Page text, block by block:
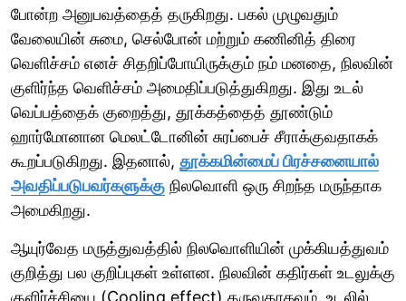
போன்ற அனுபவத்தைத் தருகிறது. பகல் முழுவதும்
வேலையின் சுமை, செல்போன் மற்றும் கணினித் திரை
வெளிச்சம் எனச் சிதறிப்போயிருக்கும் நம் மனதை, நிலவின்
குளிர்ந்த வெளிச்சம் அமைதிப்படுத்துகிறது. இது உடல்
வெப்பத்தைக் குறைத்து, தூக்கத்தைத் தூண்டும்
ஹார்மோனான மெலட்டோனின் சுரப்பைச் சீராக்குவதாகக்
கூறப்படுகிறது. இதனால், தூக்கமின்மைப் பிரச்சனையால்
அவதிப்படுபவர்களுக்கு நிலவொளி ஒரு சிறந்த மருந்தாக
அமைகிறது.
ஆயுர்வேத மருத்துவத்தில் நிலவொளியின் முக்கியத்துவம்
குறித்து பல குறிப்புகள் உள்ளன. நிலவின் கதிர்கள் உடலுக்கு
குளிர்ச்சியை (Cooling effect) தருவதாகவும், உடலில்